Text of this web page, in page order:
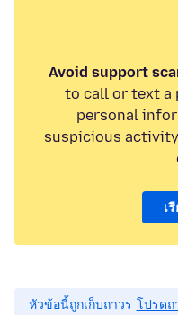
Avoid support
to call or text a
personal
suspicious activity
เ
หัวข้อนี้ถูกเก็บถาวร โปรดถ